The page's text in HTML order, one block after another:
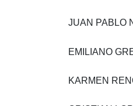
JUAN PABLO
EMILIANO
KARMEN